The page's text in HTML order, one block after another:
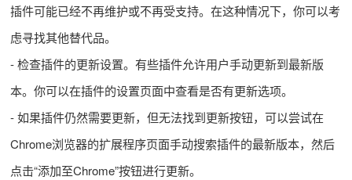
插件可能已经不再维护或不再受支持。在这种情况下，你可以考
虑寻找其他替代品。
- 检查插件的更新设置。有些插件允许用户手动更新到最新版
本。你可以在插件的设置页面中查看是否有更新选项。
- 如果插件仍然需要更新，但无法找到更新按钮，可以尝试在
Chrome浏览器的扩展程序页面手动搜索插件的最新版本，然后
点击“添加至Chrome”按钮进行更新。